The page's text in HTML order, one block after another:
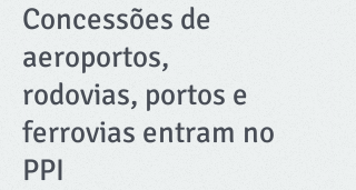
Concessões de
aeroportos,
rodovias, portos e
ferrovias entram no
PPI